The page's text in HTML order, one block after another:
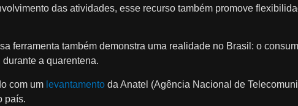
das atividades, esse recurso também promove
ferramenta também demonstra uma realidade no Brasil: o
a quarentena.
com um levantamento da Anatel (Agência Nacional de
país.